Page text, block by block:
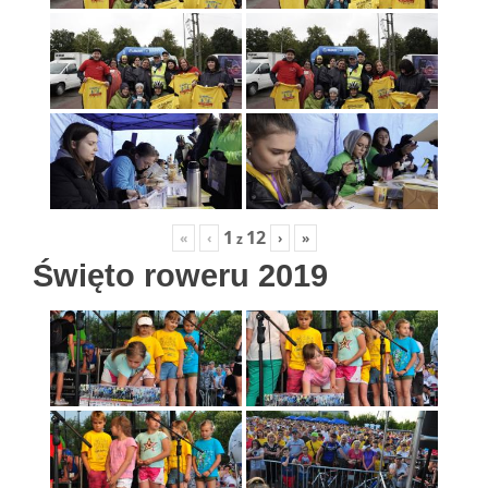
« ‹ 1 z 12 › »
Święto roweru 2019